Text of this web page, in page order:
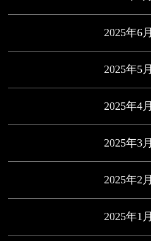
2025年6月
2025年5月
2025年4月
2025年3月
2025年2月
2025年1月